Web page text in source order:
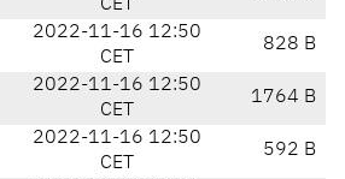
CET
2022-11-16 12:50
CET
828 B
2022-11-16 12:50
CET
1764 B
2022-11-16 12:50
CET
592 B